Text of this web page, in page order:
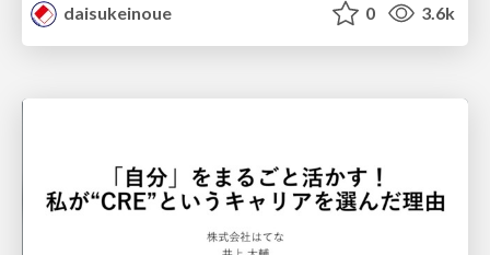
daisukeinoue
0 3.6k